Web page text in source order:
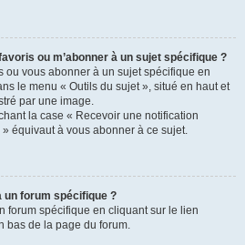
ou m’abonner à un sujet spécifique ?
ou vous abonner à un sujet spécifique en
le menu « Outils du sujet », situé en haut et
par une image.
la case « Recevoir une notification
équivaut à vous abonner à ce sujet.
un forum spécifique ?
forum spécifique en cliquant sur le lien
bas de la page du forum.